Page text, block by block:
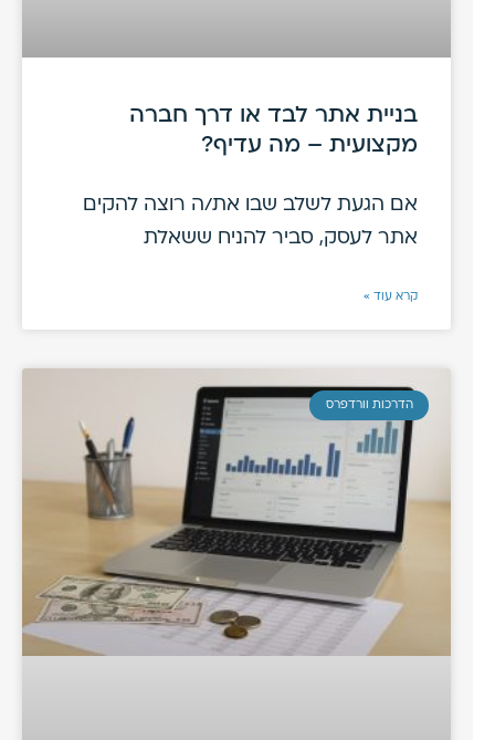
בניית אתר לבד או דרך חברה
מקצועית – מה עדיף?
אם הגעת לשלב שבו את/ה רוצה להקים
אתר לעסק, סביר להניח ששאלת
קרא עוד »
הדרכות וורדפרס